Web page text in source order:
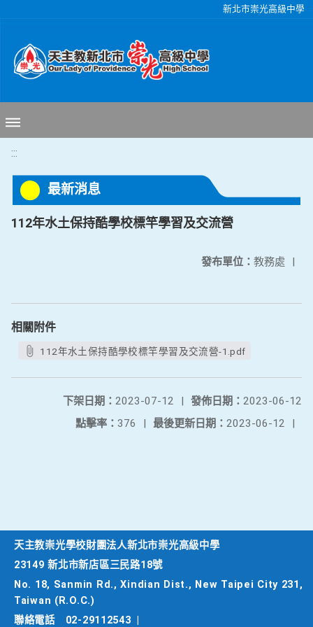
新北市崇光高級中學
:::
最新消息
112年水土保持酷學校標竿學習及交流營
發布單位： 教務處 |
相關附件
112年水土保持酷學校標竿學習及交流營-1.pdf
發佈日期： 2023-06-12
下架日期： 2023-07-12
|
最後更新日期： 2023-06-12 |
點擊率： 376 |
天主教崇光學校財團法人新北市崇光高級中學
23149 新北市新店區三民路18號
No. 18, Sanmin Rd., Xindian Dist., New Taipei City 231,
Taiwan (R.O.C.)
聯絡電話
02-29112543